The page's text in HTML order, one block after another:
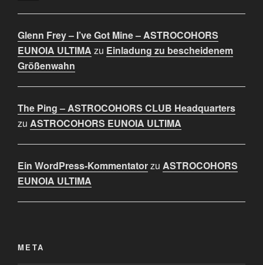
Glenn Frey – I’ve Got Mine – ASTROCOHORS
EUNOIA ULTIMA zu Einladung zu bescheidenem
Größenwahn
The Ping – ASTROCOHORS CLUB Headquarters
zu ASTROCOHORS EUNOIA ULTIMA
Ein WordPress-Kommentatorzu ASTROCOHORS
EUNOIA ULTIMA
META